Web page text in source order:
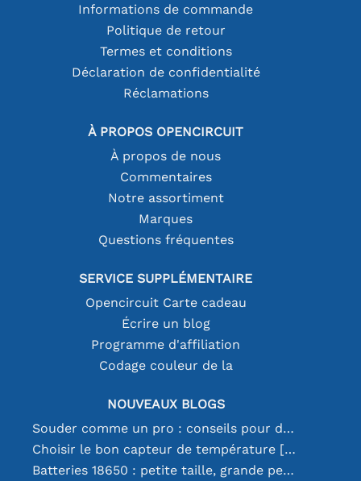
Informations de commande
Politique de retour
Termes et conditions
Déclaration de confidentialité
Réclamations
À PROPOS OPENCIRCUIT
À propos de nous
Commentaires
Notre assortiment
Marques
Questions fréquentes
SERVICE SUPPLÉMENTAIRE
Opencircuit Carte cadeau
Écrire un blog
Programme d'affiliation
Codage couleur de la
NOUVEAUX BLOGS
Souder comme un pro : conseils pour des connexions électroniques parfaites
Choisir le bon capteur de température [youtube]
Batteries 18650 : petite taille, grande performance